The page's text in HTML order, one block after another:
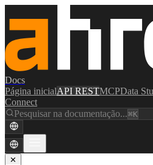
Docs
Página inicialAPI RESTMCPData
Connect
Pesquisar na documentação...⌘K
✕